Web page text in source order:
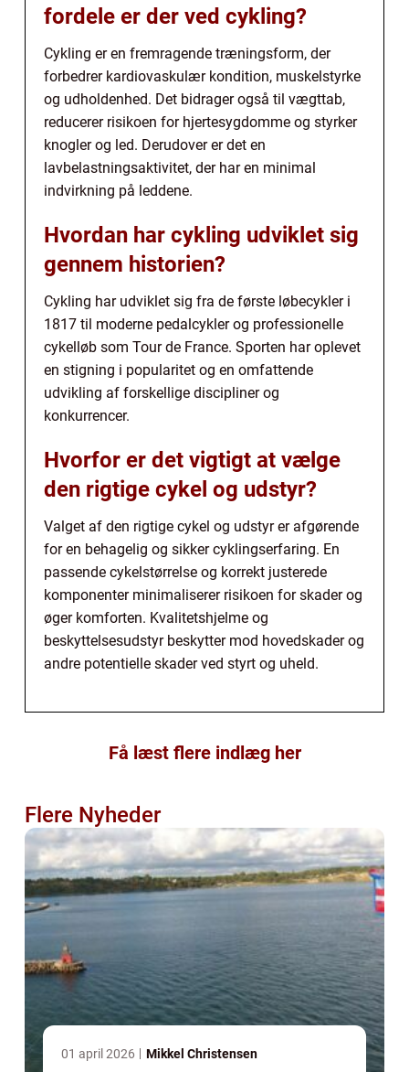
fordele er der ved cykling?
Cykling er en fremragende træningsform, der
forbedrer kardiovaskulær kondition, muskelstyrke
og udholdenhed. Det bidrager også til vægttab,
reducerer risikoen for hjertesygdomme og styrker
knogler og led. Derudover er det en
lavbelastningsaktivitet, der har en minimal
indvirkning på leddene.
Hvordan har cykling udviklet sig
gennem historien?
Cykling har udviklet sig fra de første løbecykler i
1817 til moderne pedalcykler og professionelle
cykelløb som Tour de France. Sporten har oplevet
en stigning i popularitet og en omfattende
udvikling af forskellige discipliner og
konkurrencer.
Hvorfor er det vigtigt at vælge
den rigtige cykel og udstyr?
Valget af den rigtige cykel og udstyr er afgørende
for en behagelig og sikker cyklingserfaring. En
passende cykelstørrelse og korrekt justerede
komponenter minimaliserer risikoen for skader og
øger komforten. Kvalitetshjelme og
beskyttelsesudstyr beskytter mod hovedskader og
andre potentielle skader ved styrt og uheld.
Få læst flere indlæg her
Flere Nyheder
01 april 2026 Mikkel Christensen